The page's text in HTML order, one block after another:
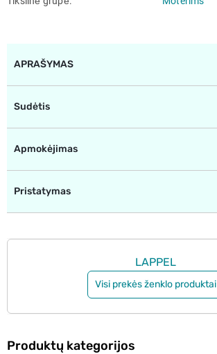
APRAŠYMAS
Sudėtis
Apmokėjimas
Pristatymas
LAPPEL
Visi prekės ženklo produktai
Produktų kategorijos